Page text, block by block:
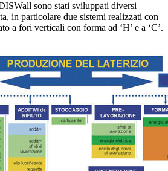
sono stati sviluppati diversi
in particolare due sistemi realizzati con
a fori verticali con forma ad ‘H’ e a ‘C’.